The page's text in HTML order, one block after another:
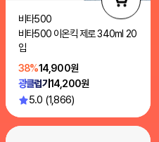
비타500
비타500 이온킥 제로 340ml 20
입
38%14,900원
광클럽가14,200원
5.0 (1,866)